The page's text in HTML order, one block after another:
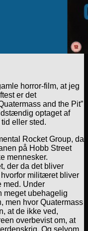
horror-film, at jeg
er det
and the Pit”
optaget af
eller sted.
Rocket Group, da
på Hobb Street
mennesker.
der da det bliver
militæret bliver
med. Under
meget ubehagelig
men hvor Quatermass
at de ikke ved,
overbevist om, at
Og selvom